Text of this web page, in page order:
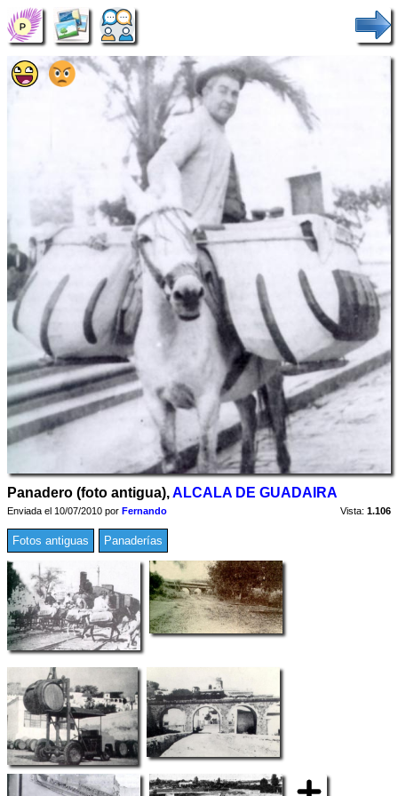
Panadero (foto antigua),ALCALA DE GUADAIRA
Enviada el 10/07/2010 por Fernando Vista: 1.106
Fotos antiguas Panaderías